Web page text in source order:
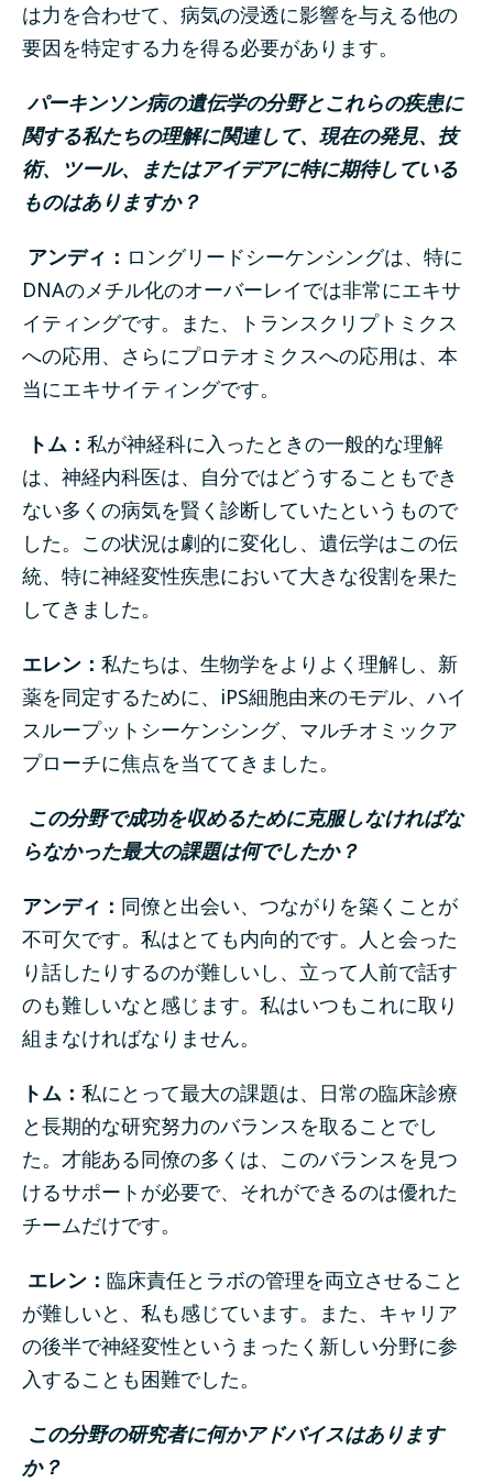
は力を合わせて、病気の浸透に影響を与える他の
要因を特定する力を得る必要があります。
パーキンソン病の遺伝学の分野とこれらの疾患に
関する私たちの理解に関連して、現在の発見、技
術、ツール、またはアイデアに特に期待している
ものはありますか？
アンディ： ロングリードシーケンシングは、特に
DNAのメチル化のオーバーレイでは非常にエキサ
イティングです。また、トランスクリプトミクス
への応用、さらにプロテオミクスへの応用は、本
当にエキサイティングです。
トム： 私が神経科に入ったときの一般的な理解
は、神経内科医は、自分ではどうすることもでき
ない多くの病気を賢く診断していたというもので
した。この状況は劇的に変化し、遺伝学はこの伝
統、特に神経変性疾患において大きな役割を果た
してきました。
エレン： 私たちは、生物学をよりよく理解し、新
薬を同定するために、iPS細胞由来のモデル、ハイ
スループットシーケンシング、マルチオミックア
プローチに焦点を当ててきました。
この分野で成功を収めるために克服しなければな
らなかった最大の課題は何でしたか？
アンディ： 同僚と出会い、つながりを築くことが
不可欠です。私はとても内向的です。人と会った
り話したりするのが難しいし、立って人前で話す
のも難しいなと感じます。私はいつもこれに取り
組まなければなりません。
トム： 私にとって最大の課題は、日常の臨床診療
と長期的な研究努力のバランスを取ることでし
た。才能ある同僚の多くは、このバランスを見つ
けるサポートが必要で、それができるのは優れた
チームだけです。
エレン： 臨床責任とラボの管理を両立させること
が難しいと、私も感じています。また、キャリア
の後半で神経変性というまったく新しい分野に参
入することも困難でした。
この分野の研究者に何かアドバイスはあります
か？